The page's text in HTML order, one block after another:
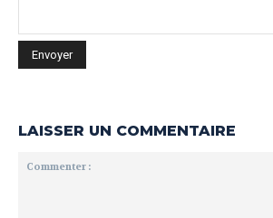
LAISSER UN COMMENTAIRE